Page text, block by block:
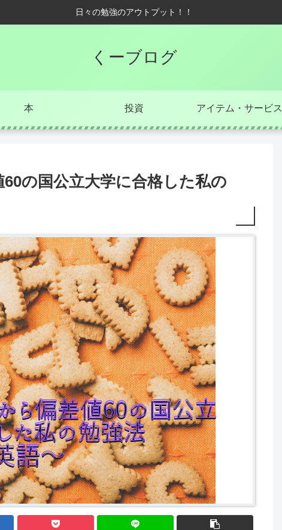
日々の勉強のアウトプット！！
くーブログ
本 投資 アイテム・サービス
の国公立大学に合格した私の